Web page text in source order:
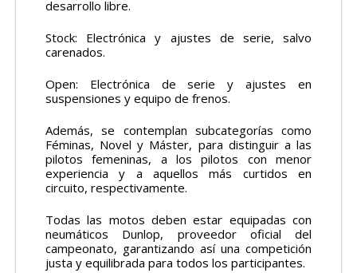
desarrollo libre.
Stock: Electrónica y ajustes de serie, salvo
carenados.
Open: Electrónica de serie y ajustes en
suspensiones y equipo de frenos.
Además, se contemplan subcategorías como
Féminas, Novel y Máster, para distinguir a las
pilotos femeninas, a los pilotos con menor
experiencia y a aquellos más curtidos en
circuito, respectivamente.
Todas las motos deben estar equipadas con
neumáticos Dunlop, proveedor oficial del
campeonato, garantizando así una competición
justa y equilibrada para todos los participantes.